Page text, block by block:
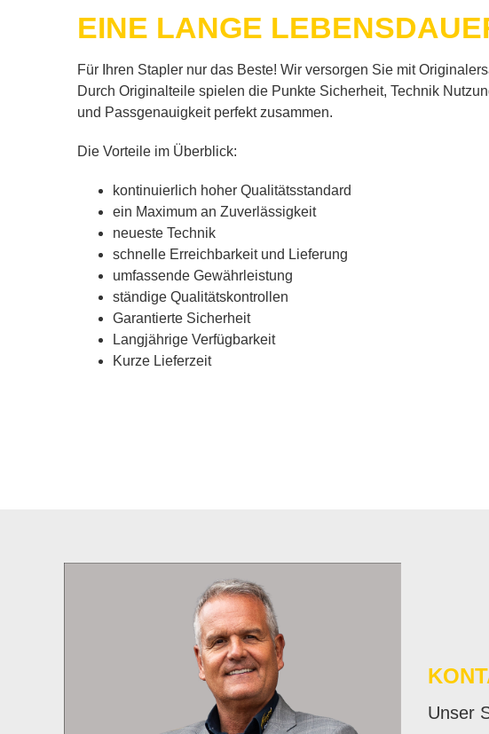
EINE LAN­GE
Für Ih­ren Stap­ler nur das Bes­te! Wir ver­sor­gen Sie mit
Durch Ori­gi­nal­tei­le spie­len die Punk­te Si­cher­heit, Tech­nik
und Pass­ge­nau­ig­keit per­fekt zu­sam­men.
Die Vor­tei­le im Über­blick:
kon­ti­nu­ier­lich ho­her Qua­li­täts­stan­dard
ein Ma­xi­mum an Zu­ver­läs­sig­keit
neu­es­te Tech­nik
schnel­le Er­reich­bar­keit und Lie­fe­rung
um­fas­sen­de Ge­währ­leis­tung
stän­di­ge Qua­li­täts­kon­trol­len
Ga­ran­tier­te Si­cher­heit
Lang­jäh­ri­ge Ver­füg­bar­keit
Kur­ze Lie­fer­zeit
Un­ser